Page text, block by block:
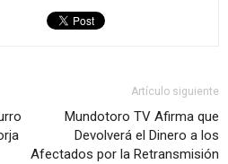
Artículo siguiente
Mundotoro TV Afirma que
Devolverá el Dinero a los
Afectados por la Retransmisión